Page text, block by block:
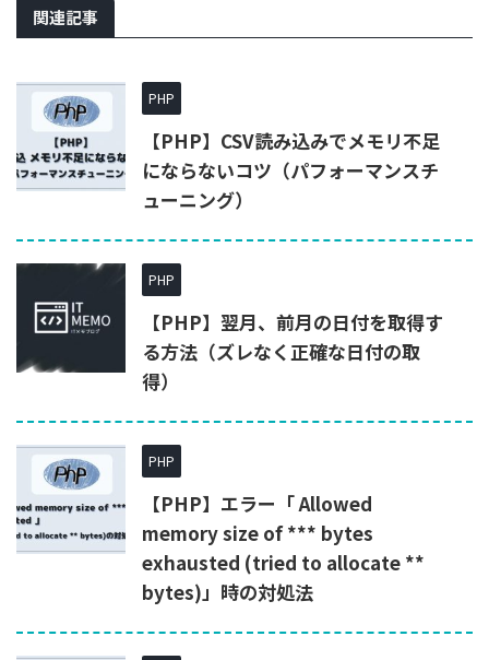
関連記事
PHP
【PHP】CSV読み込みでメモリ不足
にならないコツ（パフォーマンスチ
ューニング）
PHP
【PHP】翌月、前月の日付を取得す
る方法（ズレなく正確な日付の取
得）
PHP
【PHP】エラー「 Allowed
memory size of *** bytes
exhausted (tried to allocate **
bytes)」時の対処法